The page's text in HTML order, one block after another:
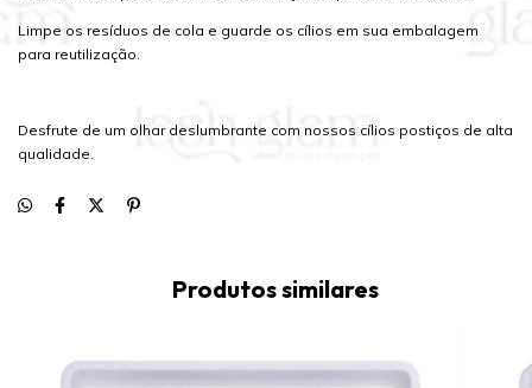
Limpe os resíduos de cola e guarde os cílios em sua embalagem
para reutilização.
Desfrute de um olhar deslumbrante com nossos cílios postiços de alta
qualidade.
Produtos similares